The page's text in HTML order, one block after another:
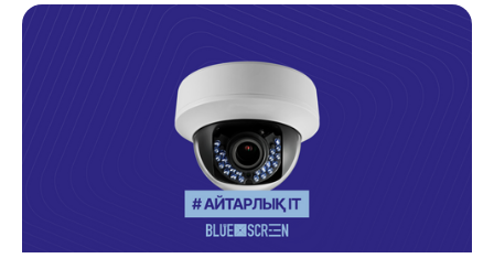
алатын жасанды интеллект (ЖИ) элементтері
туралы ҚР Бас Прокуроры Берік Асылов
прокуратураның Қорғаныс министрлігімен
бірлесіп іске қосқан «Әскердегі заңдылық